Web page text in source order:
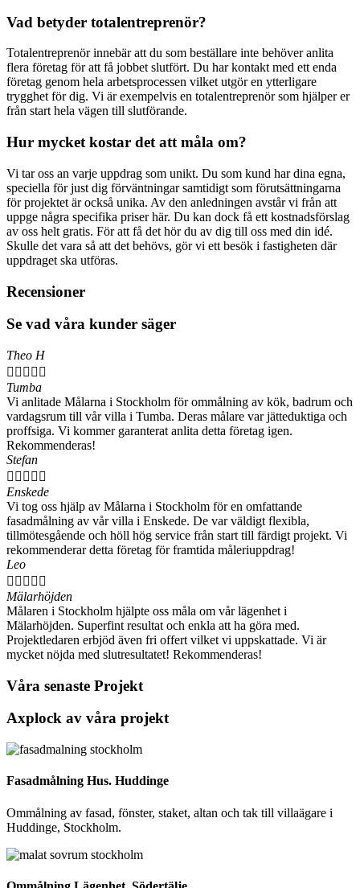
Vad betyder totalentreprenör?
Totalentreprenör innebär att du som beställare inte behöver anlita
flera företag för att få jobbet slutfört. Du har kontakt med ett enda
företag genom hela arbetsprocessen vilket utgör en ytterligare
trygghet för dig. Vi är exempelvis en totalentreprenör som hjälper er
från start hela vägen till slutförande.
Hur mycket kostar det att måla om?
Vi tar oss an varje uppdrag som unikt. Du som kund har dina egna,
speciella för just dig förväntningar samtidigt som förutsättningarna
för projektet är också unika. Av den anledningen avstår vi från att
uppge några specifika priser här. Du kan dock få ett kostnadsförslag
av oss helt gratis. För att få det hör du av dig till oss med din idé.
Skulle det vara så att det behövs, gör vi ett besök i fastigheten där
uppdraget ska utföras.
Recensioner
Se vad våra kunder säger
Theo H
    
Tumba
Vi anlitade Målarna i Stockholm för ommålning av kök, badrum och
vardagsrum till vår villa i Tumba. Deras målare var jätteduktiga och
proffsiga. Vi kommer garanterat anlita detta företag igen.
Rekommenderas!
Stefan
    
Enskede
Vi tog oss hjälp av Målarna i Stockholm för en omfattande
fasadmålning av vår villa i Enskede. De var väldigt flexibla,
tillmötesgående och höll hög service från start till färdigt projekt. Vi
rekommenderar detta företag för framtida måleriuppdrag!
Leo
    
Mälarhöjden
Målaren i Stockholm hjälpte oss måla om vår lägenhet i
Mälarhöjden. Superfint resultat och enkla att ha göra med.
Projektledaren erbjöd även fri offert vilket vi uppskattade. Vi är
mycket nöjda med slutresultatet! Rekommenderas!
Våra senaste Projekt
Axplock av våra projekt
Fasadmålning Hus. Huddinge
Ommålning av fasad, fönster, staket, altan och tak till villaägare i
Huddinge, Stockholm.